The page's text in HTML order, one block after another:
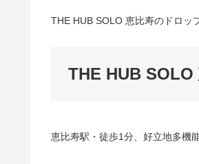
THE HUB SOLO 恵比寿のドロッ
THE HUB SOLO
恵比寿駅・徒歩1分、好立地多機